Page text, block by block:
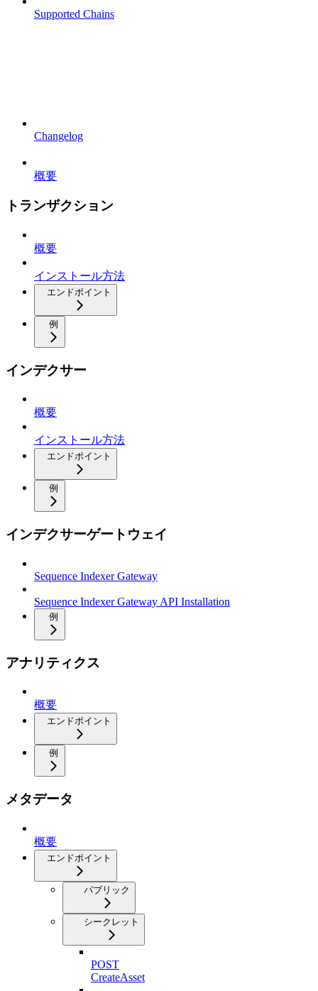
Supported Chains
Changelog
概要
トランザクション
概要
インストール方法
エンドポイント
例
インデクサー
概要
インストール方法
エンドポイント
例
インデクサーゲートウェイ
Sequence Indexer Gateway
Sequence Indexer Gateway API Installation
例
アナリティクス
概要
エンドポイント
例
メタデータ
概要
エンドポイント
パブリック
シークレット
POST
CreateAsset